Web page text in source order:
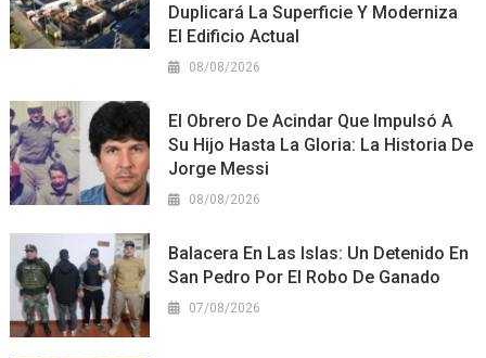
Duplicará La Superficie Y Moderniza
El Edificio Actual
08/08/2026
El Obrero De Acindar Que Impulsó A
Su Hijo Hasta La Gloria: La Historia De
Jorge Messi
08/08/2026
Balacera En Las Islas: Un Detenido En
San Pedro Por El Robo De Ganado
07/08/2026